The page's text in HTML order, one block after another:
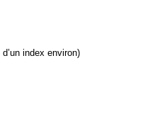
index environ)